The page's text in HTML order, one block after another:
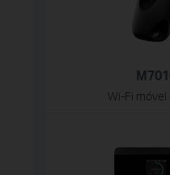
Wi-Fi móvel